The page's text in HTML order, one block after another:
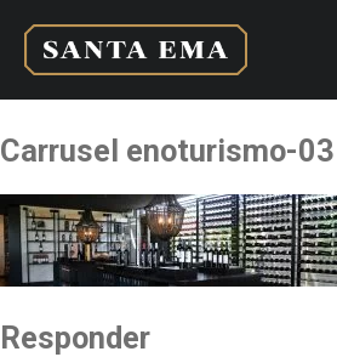
Carrusel enoturismo-03
Responder